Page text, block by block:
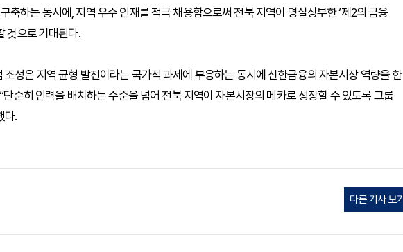
축하는 동시에, 지역 우수 인재를 적극 채용함으로써 전북 지역이 명실상부한 ‘제2의 금융
것으로 기대된다.
성은 지역 균형 발전이라는 국가적 과제에 부응하는 동시에 신한금융의 자본시장 역량을 한
순히 인력을 배치하는 수준을 넘어 전북 지역이 자본시장의 메카로 성장할 수 있도록 그룹
다.
다른 기사 보기